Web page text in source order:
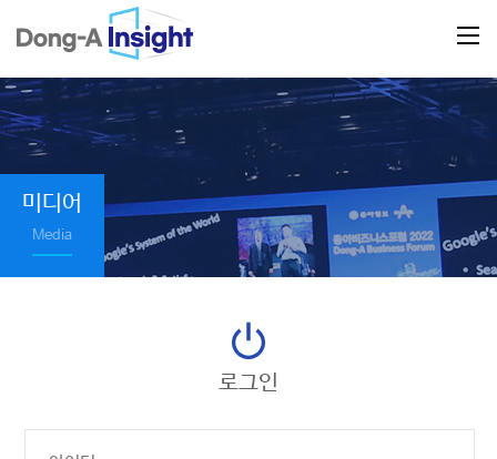
미디어
Media
로그인